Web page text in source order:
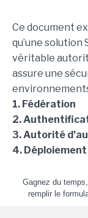
Ce document
qu’une solution
véritable
assure une
1. Fédération
2.
3. Autorité
4.
Gagnez du temps,
remplir le